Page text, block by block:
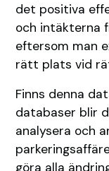
det positiva
och intäkterna
eftersom man
rätt plats vid
Finns denna
databaser blir
analysera och
göra alla